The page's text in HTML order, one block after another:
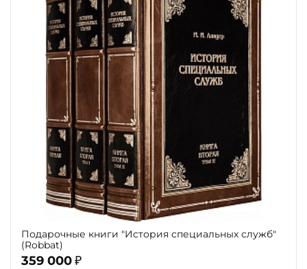
Подарочные книги "История специальных служб"
(Robbat)
359 000 ₽